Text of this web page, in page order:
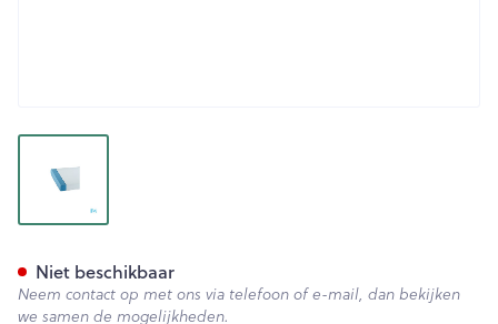
Niet beschikbaar
Neem contact op met ons via telefoon of e-mail, dan bekijken
we samen de mogelijkheden.